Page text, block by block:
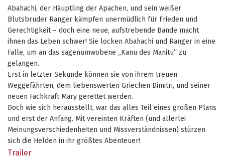
Abahachi, der Häuptling der Apachen, und sein weißer
Blutsbruder Ranger kämpfen unermüdlich für Frieden und
Gerechtigkeit – doch eine neue, aufstrebende Bande macht
ihnen das Leben schwer! Sie locken Abahachi und Ranger in eine
Falle, um an das sagenumwobene „Kanu des Manitu“ zu
gelangen.
Erst in letzter Sekunde können sie von ihrem treuen
Weggefährten, dem liebenswerten Griechen Dimitri, und seiner
neuen Fachkraft Mary gerettet werden.
Doch wie sich herausstellt, war das alles Teil eines großen Plans
und erst der Anfang. Mit vereinten Kräften (und allerlei
Meinungsverschiedenheiten und Missverständnissen) stürzen
sich die Helden in ihr größtes Abenteuer!
Trailer